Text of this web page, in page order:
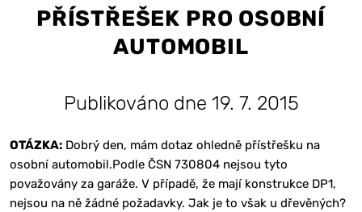
PŘÍSTŘEŠEK PRO OSOBNÍ
AUTOMOBIL
Publikováno dne 19. 7. 2015
OTÁZKA:Dobrý den, mám dotaz ohledně přístřešku na
osobní automobil.Podle ČSN 730804 nejsou tyto
považovány za garáže. V případě, že mají konstrukce DP1,
nejsou na ně žádné požadavky. Jak je to však u dřevěných?